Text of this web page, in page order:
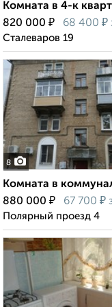
Комната в 4-к
820 000 ₽ 68 400 ₽
Сталеваров 19
8
Комната в
880 000 ₽ 67 700 ₽
Полярный проезд 4